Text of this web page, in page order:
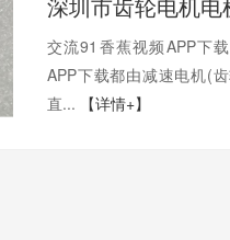
交流91香蕉视频APP下
APP下载都由减速电机(齿
直...
【详情+】